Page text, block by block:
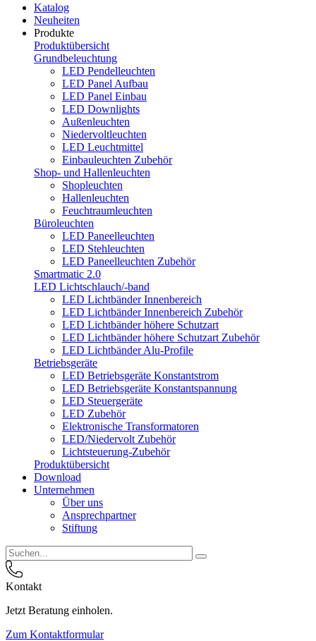
Katalog
Neuheiten
Produkte
Produktübersicht
Grundbeleuchtung
LED Pendelleuchten
LED Panel Aufbau
LED Panel Einbau
LED Downlights
Außenleuchten
Niedervoltleuchten
LED Leuchtmittel
Einbauleuchten Zubehör
Shop- und Hallenleuchten
Shopleuchten
Hallenleuchten
Feuchtraumleuchten
Büroleuchten
LED Paneelleuchten
LED Stehleuchten
LED Paneelleuchten Zubehör
Smartmatic 2.0
LED Lichtschlauch/-band
LED Lichtbänder Innenbereich
LED Lichtbänder Innenbereich Zubehör
LED Lichtbänder höhere Schutzart
LED Lichtbänder höhere Schutzart Zubehör
LED Lichtbänder Alu-Profile
Betriebsgeräte
LED Betriebsgeräte Konstantstrom
LED Betriebsgeräte Konstantspannung
LED Steuergeräte
LED Zubehör
Elektronische Transformatoren
LED/Niedervolt Zubehör
Lichtsteuerung-Zubehör
Produktübersicht
Download
Unternehmen
Über uns
Ansprechpartner
Stiftung
Kontakt
Jetzt Beratung einholen.
Zum Kontaktformular